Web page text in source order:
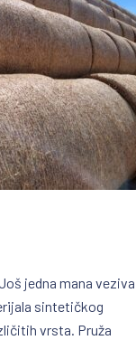
jedna mana veziva
sintetičkog
vrsta. Pruža